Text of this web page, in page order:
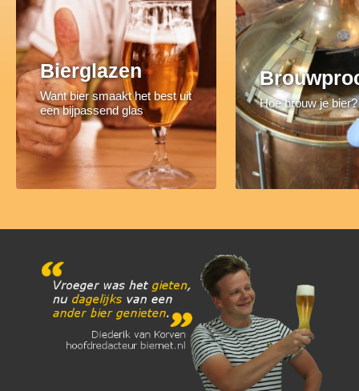
Bierglazen
Want bier smaakt het best uit
een bijpassend glas
Hoe brouw je bier?